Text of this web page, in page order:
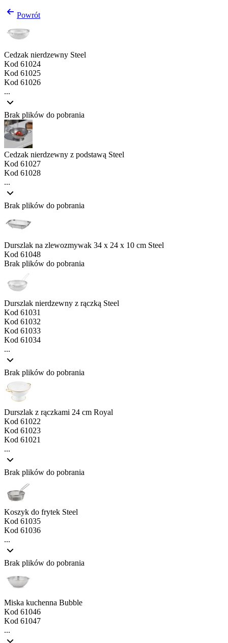
Powrót
Cedzak nierdzewny Steel
Kod 61024
Kod 61025
Kod 61026
...
Brak plików do pobrania
Cedzak nierdzewny z podstawą Steel
Kod 61027
Kod 61028
...
Brak plików do pobrania
Durszlak na zlewozmywak 34 x 24 x 10 cm Steel
Kod 61048
Brak plików do pobrania
Durszlak nierdzewny z rączką Steel
Kod 61031
Kod 61032
Kod 61033
Kod 61034
...
Brak plików do pobrania
Durszlak z rączkami 24 cm Royal
Kod 61022
Kod 61023
Kod 61021
...
Brak plików do pobrania
Koszyk do frytek Steel
Kod 61035
Kod 61036
...
Brak plików do pobrania
Miska kuchenna Bubble
Kod 61046
Kod 61047
...